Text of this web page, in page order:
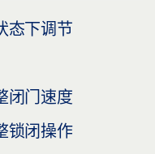
态下调节
闭门速度
锁闭操作